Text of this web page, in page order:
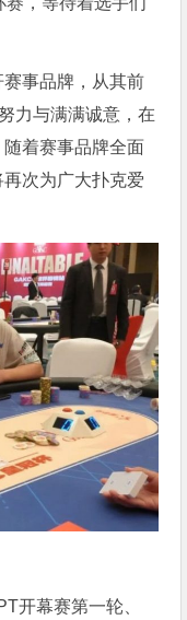
事品牌，从其前
力与满满诚意，在
着赛事品牌全面
次为广大扑克爱
开幕赛第一轮、